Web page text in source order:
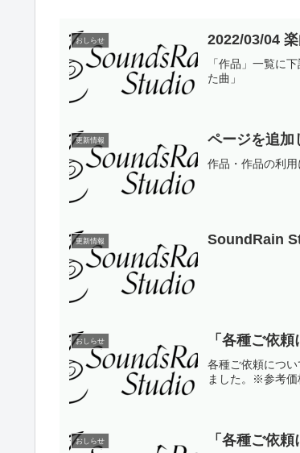
おしらせ 2022/03/04
「作品」一覧に
た曲」
更新情報 ページを追加
作品・作品の利用
更新情報 SoundRain
おしらせ 「各種ご依
各種ご依頼につ
ました。※参考価
おしらせ 「各種ご依